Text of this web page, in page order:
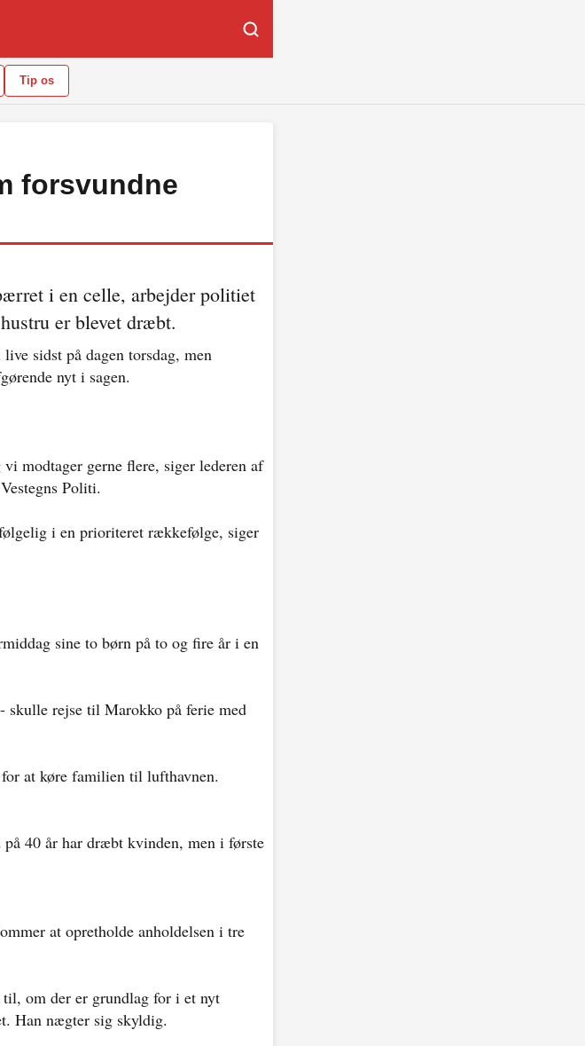
Tip os
forsvundne
i en celle, arbejder politiet
er blevet dræbt.
sidst på dagen torsdag, men
nyt i sagen.
modtager gerne flere, siger lederen af
Politi.
i en prioriteret rækkefølge, siger
sine to børn på to og fire år i en
skulle rejse til Marokko på ferie med
at køre familien til lufthavnen.
40 år har dræbt kvinden, men i første
at opretholde anholdelsen i tre
om der er grundlag for i et nyt
Han nægter sig skyldig.